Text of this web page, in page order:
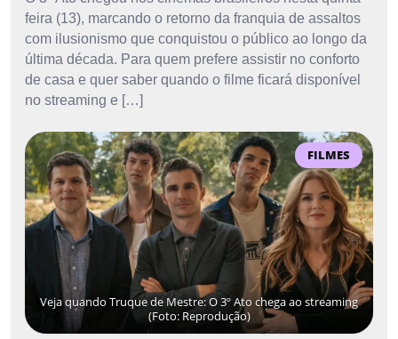
feira (13), marcando o retorno da franquia de assaltos
com ilusionismo que conquistou o público ao longo da
última década. Para quem prefere assistir no conforto
de casa e quer saber quando o filme ficará disponível
no streaming e […]
FILMES
Veja quando Truque de Mestre: O 3º Ato chega ao streaming
(Foto: Reprodução)